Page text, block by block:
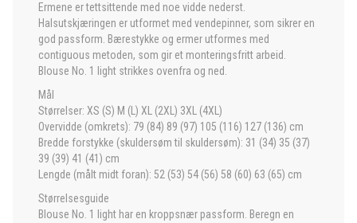
Ermene er tettsittende med noe vidde nederst.
Halsutskjæringen er utformet med vendepinner, som sikrer en
god passform. Bærestykke og ermer utformes med
contiguous metoden, som gir et monteringsfritt arbeid.
Blouse No. 1 light strikkes ovenfra og ned.
Mål
Størrelser: XS (S) M (L) XL (2XL) 3XL (4XL)
Overvidde (omkrets): 79 (84) 89 (97) 105 (116) 127 (136) cm
Bredde forstykke (skuldersøm til skuldersøm): 31 (34) 35 (37)
39 (39) 41 (41) cm
Lengde (målt midt foran): 52 (53) 54 (56) 58 (60) 63 (65) cm
Størrelsesguide
Blouse No. 1 light har en kroppsnær passform. Beregn en